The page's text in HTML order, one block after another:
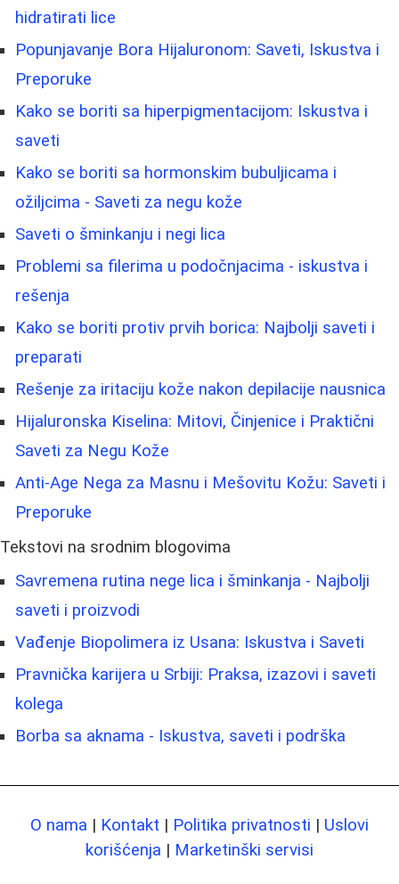
hidratirati lice
Popunjavanje Bora Hijaluronom: Saveti, Iskustva i
Preporuke
Kako se boriti sa hiperpigmentacijom: Iskustva i
saveti
Kako se boriti sa hormonskim bubuljicama i
ožiljcima - Saveti za negu kože
Saveti o šminkanju i negi lica
Problemi sa filerima u podočnjacima - iskustva i
rešenja
Kako se boriti protiv prvih borica: Najbolji saveti i
preparati
Rešenje za iritaciju kože nakon depilacije nausnica
Hijaluronska Kiselina: Mitovi, Činjenice i Praktični
Saveti za Negu Kože
Anti-Age Nega za Masnu i Mešovitu Kožu: Saveti i
Preporuke
Tekstovi na srodnim blogovima
Savremena rutina nege lica i šminkanja - Najbolji
saveti i proizvodi
Vađenje Biopolimera iz Usana: Iskustva i Saveti
Pravnička karijera u Srbiji: Praksa, izazovi i saveti
kolega
Borba sa aknama - Iskustva, saveti i podrška
O nama | Kontakt | Politika privatnosti | Uslovi
korišćenja | Marketinški servisi